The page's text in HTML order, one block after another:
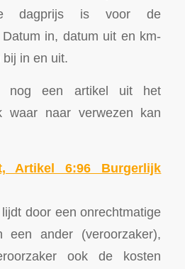
dagprijs is voor de
in, datum uit en km-
in en uit.
nog een artikel uit het
waar naar verwezen kan
Artikel 6:96 Burgerlijk
door een onrechtmatige
een ander (veroorzaker),
ook de kosten